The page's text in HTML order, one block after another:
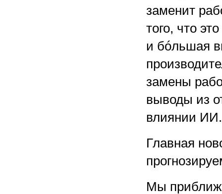
заменит
того, что
и бóльшая
замены
выводы из
влиянии ИИ.
Главная
Мы